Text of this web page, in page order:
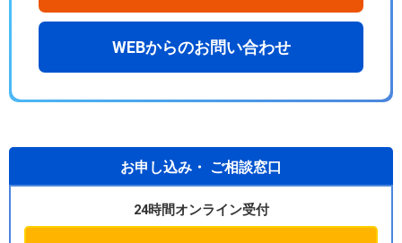
WEBからのお問い合わせ
お申し込み・ ご相談窓口
24時間オンライン受付